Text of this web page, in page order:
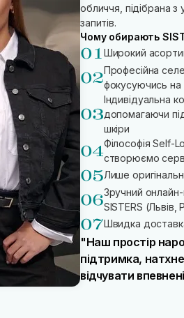
обличчя, підібрана з
запитів.
Чому обирають
Широкий
Професійна
фокусуючись на
Індивідуальна
допомагаючи
шкіри
Філософія Self-
створюємо
Лише
Зручний онлайн-
SISTERS
Швидка
"Наш простір
підтримка,
відчувати